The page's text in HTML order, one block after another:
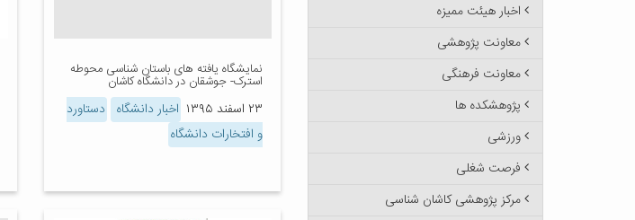
نمایشگاه یافته های باستان شناسی محوطه
استرک- جوشقان در دانشگاه کاشان
۲۳ اسفند ۱۳۹۵ اخبار دانشگاه دستاورد
و افتخارات دانشگاه
اخبار هیئت ممیزه
معاونت پژوهشی
معاونت فرهنگی
پژوهشکده ها
ورزشی
فرصت شغلی
مرکز پژوهشی کاشان شناسی